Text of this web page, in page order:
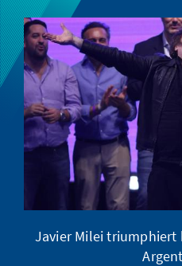
Javier Milei triumphiert